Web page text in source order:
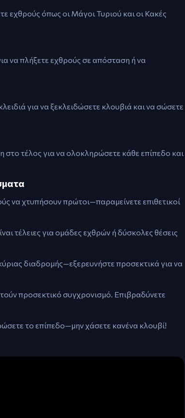
εχθρούς όπως οι Μάγοι Τυριού και οι Κακές
να πλήξετε εχθρούς σε απόσταση ή να
για να ξεκλειδώσετε κλουβιά και να σώσετε
τέλος για να ολοκληρώσετε κάθε επίπεδο και
να χτυπήσουν πρώτοι—παραμείνετε επιθετικοί
τέλειες για ομάδες εχθρών ή δύσκολες θέσεις
διαδρομής—εξερευνήστε προσεκτικά για να
προσεκτικό συγχρονισμό. Επιβραδύνετε
το επίπεδο—μην χάσετε κανένα κλουβί!